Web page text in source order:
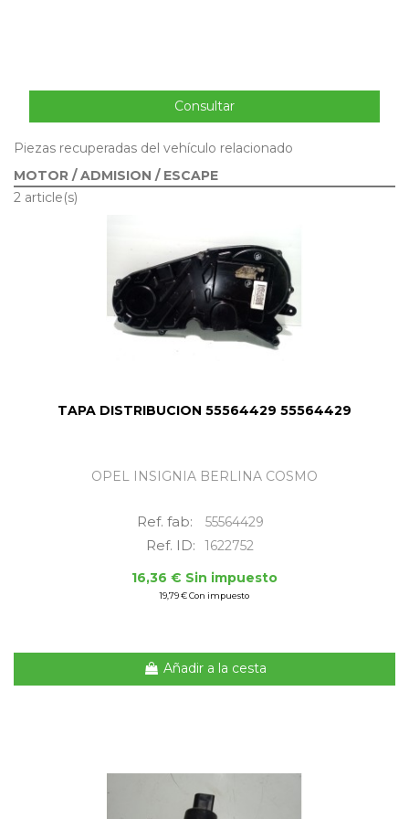
Consultar
Piezas recuperadas del vehículo relacionado
MOTOR / ADMISION / ESCAPE
2 article(s)
TAPA DISTRIBUCION 55564429 55564429
OPEL INSIGNIA BERLINA COSMO
Ref. fab: 55564429
Ref. ID:
1622752
16,36 € Sin impuesto
19,79 € Con impuesto
Añadir a la cesta